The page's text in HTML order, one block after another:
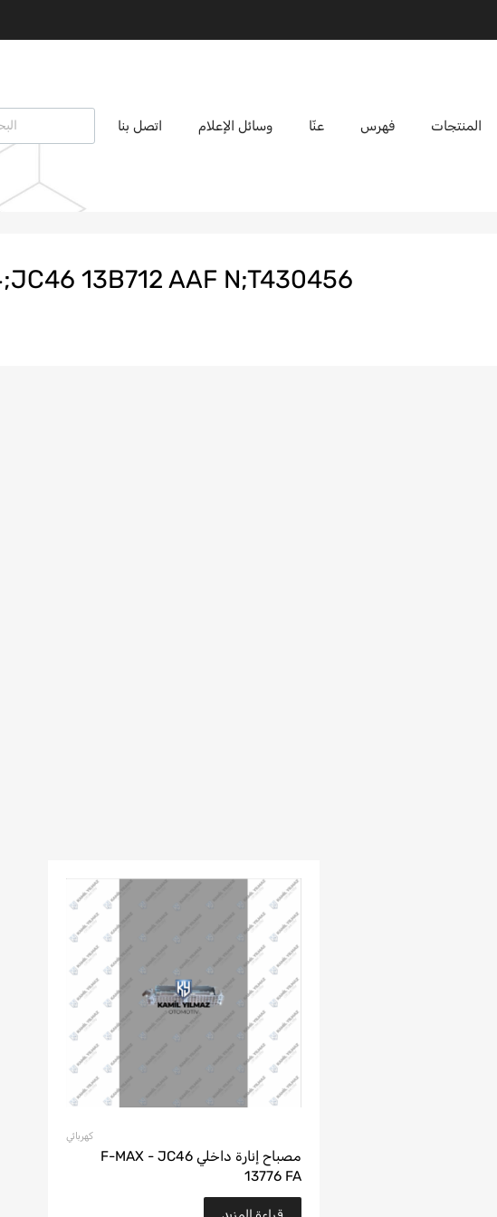
المنتجات فهرس عنّا وسائل الإعلام اتصل بنا
JC46 13B712 AAF N;T430456;خطوة التثبيت;;;;;
كهربائي
مصباح إنارة داخلي F-MAX - JC46
13776 FA